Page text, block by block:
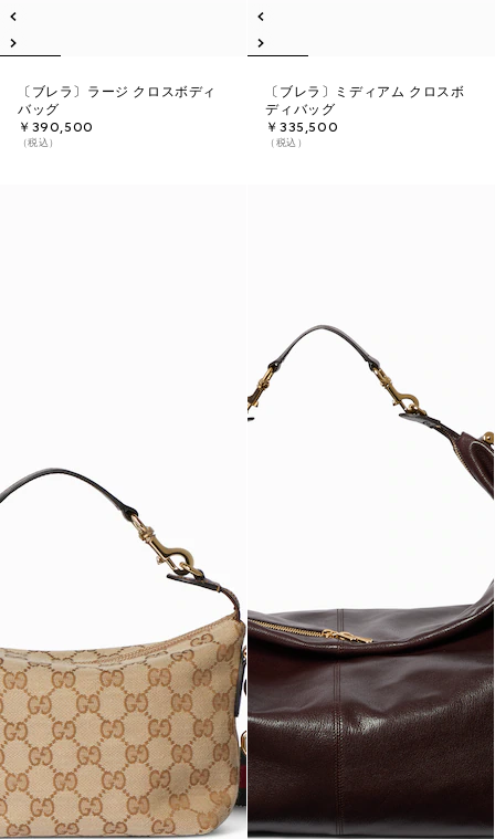
〔ブレラ〕ラージ クロスボディ
バッグ
￥390,500
（税込）
〔ブレラ〕ミディアム クロスボ
ディバッグ
￥335,500
（税込）